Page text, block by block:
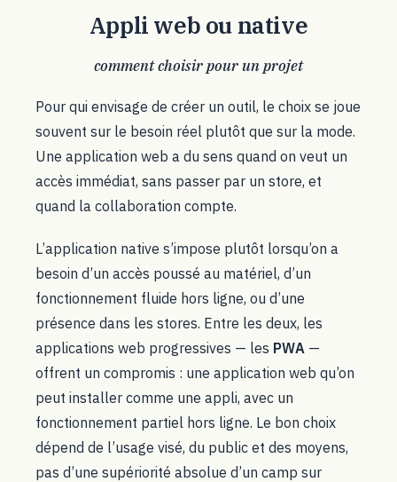
Appli web ou native
comment choisir pour un projet
Pour qui envisage de créer un outil, le choix se joue
souvent sur le besoin réel plutôt que sur la mode.
Une application web a du sens quand on veut un
accès immédiat, sans passer par un store, et
quand la collaboration compte.
L’application native s’impose plutôt lorsqu’on a
besoin d’un accès poussé au matériel, d’un
fonctionnement fluide hors ligne, ou d’une
présence dans les stores. Entre les deux, les
applications web progressives — les PWA —
offrent un compromis : une application web qu’on
peut installer comme une appli, avec un
fonctionnement partiel hors ligne. Le bon choix
dépend de l’usage visé, du public et des moyens,
pas d’une supériorité absolue d’un camp sur